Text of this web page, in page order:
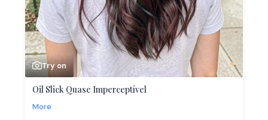
Try on
Oil Slick Quase Imperceptível
More